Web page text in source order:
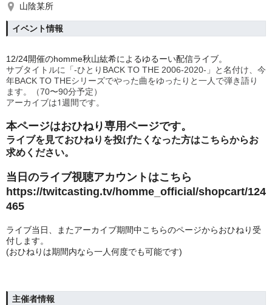
山陰某所
イベント情報
12/24開催のhomme秋山紘希によるゆるーい配信ライブ。
サブタイトルに「-ひとりBACK TO THE 2006-2020-」と名付け、今
年BACK TO THEシリーズでやった曲をゆったりと一人で弾き語り
ます。（70〜90分予定）
アーカイブは1週間です。
本ページはおひねり専用ページです。
ライブを見ておひねりを投げたくなった方はこちらからお
求めください。
当日のライブ視聴アカウントはこちら
https://twitcasting.tv/homme_official/shopcart/124
465
ライブ当日、またアーカイブ期間中こちらのページからおひねり受
付します。
(おひねりは期間内なら一人何度でも可能です)
主催者情報